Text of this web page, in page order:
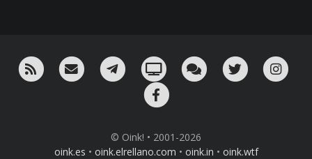
RSS ¡Mándame un email!¡Nuestro canal en Telegram!
Oink! TV Charla con nosotros
Twitter
© Oink! • 2001-2026
oink.es • oink.elrellano.com • oink.in • oink.wtf